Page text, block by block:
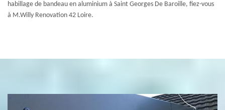
habillage de bandeau en aluminium à Saint Georges De Baroille, fiez-vous
à M.Willy Renovation 42 Loire.